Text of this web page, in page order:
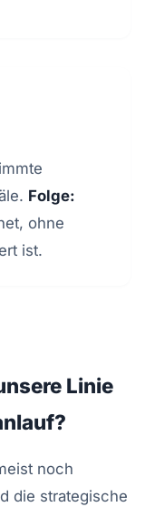
Folge:
ohne
ist.
Linie
noch
die strategische